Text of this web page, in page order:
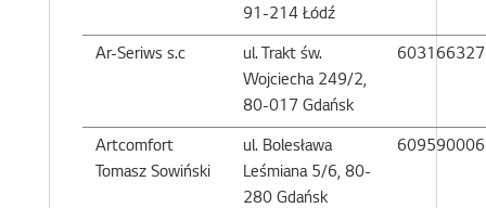
91-214 Łódź
Ar-Seriws s.c
ul. Trakt św.
Wojciecha 249/2,
80-017 Gdańsk
603166327
Artcomfort
Tomasz Sowiński
ul. Bolesława
Leśmiana 5/6, 80-
280 Gdańsk
609590006